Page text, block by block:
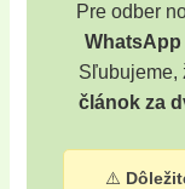
Pre odber
WhatsApp
Sľubujeme,
článok za
⚠️